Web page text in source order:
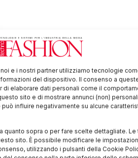
e i nostri partner utilizziamo tecnologie
del dispositivo. Il consenso a
di elaborare dati personali come il
sito e di mostrare annunci (non)
influire negativamente su alcune
quanto sopra o per fare scelte dettagliate. Le
sito. È possibile modificare le
utilizzando i pulsanti della Cookie